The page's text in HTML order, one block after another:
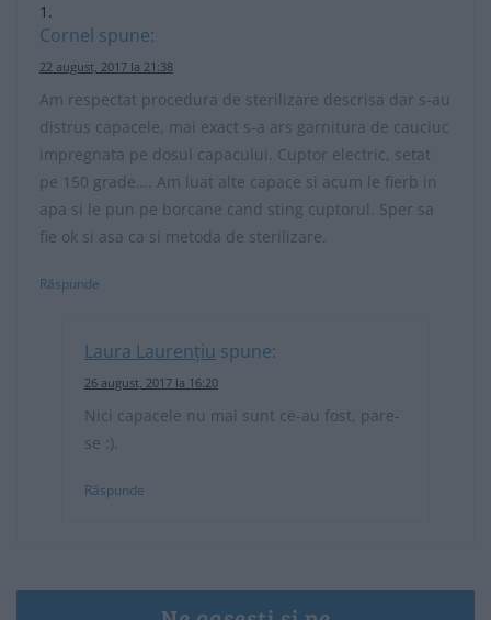
Cornel spune:
22 august, 2017 la 21:38
Am respectat procedura de sterilizare descrisa dar s-au
distrus capacele, mai exact s-a ars garnitura de cauciuc
impregnata pe dosul capacului. Cuptor electric, setat
pe 150 grade…. Am luat alte capace si acum le fierb in
apa si le pun pe borcane cand sting cuptorul. Sper sa
fie ok si asa ca si metoda de sterilizare.
Răspunde
Laura Laurențiu spune:
26 august, 2017 la 16:20
Nici capacele nu mai sunt ce-au fost, pare-
se :).
Răspunde